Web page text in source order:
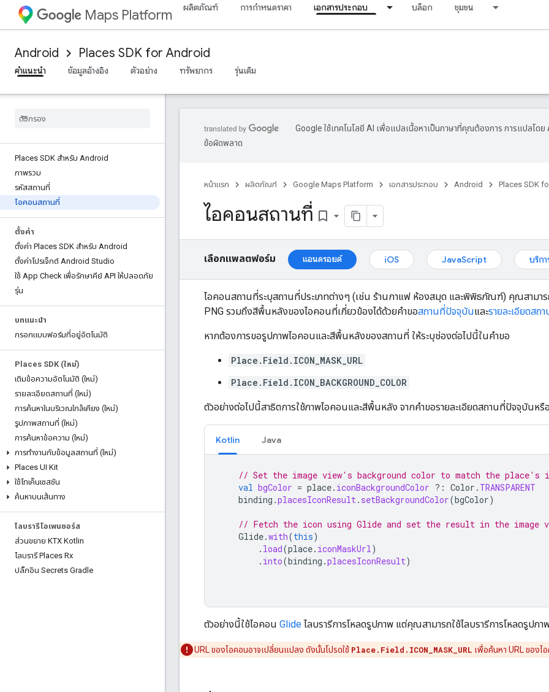
Maps Platform ผลิตภัณฑ์ การกำหนดราคา เอกสารประกอบ บล็อก ชุมชน
Android Places SDK for Android
คำแนะนำ
ข้อมูลอ้างอิง ตัวอย่าง ทรัพยากร รุ่นเดิม
Places SDK สำหรับ Android
ภาพรวม
รหัสสถานที่
ไอคอนสถานที่
ตั้งค่า
ตั้งค่า Places SDK สำหรับ Android
ตั้งค่าโปรเจ็กต์ Android Studio
ใช้ App Check เพื่อรักษาคีย์ API ให้ปลอดภัย
รุ่น
บทแนะนำ
กรอกแบบฟอร์มที่อยู่อัตโนมัติ
Places SDK (ใหม่)
เติมข้อความอัตโนมัติ (ใหม่)
รายละเอียดสถานที่ (ใหม่)
การค้นหาในบริเวณใกล้เคียง (ใหม่)
รูปภาพสถานที่ (ใหม่)
การค้นหาข้อความ (ใหม่)
การทำงานกับข้อมูลสถานที่ (ใหม่)
Places UI Kit
ใช้โทเค็นเซสชัน
ค้นหาบนเส้นทาง
ไลบรารีโอเพนซอร์ส
ส่วนขยาย KTX Kotlin
ไลบรารี Places Rx
ปลั๊กอิน Secrets Gradle
Google ใช้เทคโนโลยี AI เพื่อแปลเนื้อหาเป็นภาษาที่คุณต้องการ การแปลโดย
ข้อผิดพลาด
หน้าแรก ผลิตภัณฑ์ Google Maps Platform เอกสารประกอบ Android Places SDK
ไอคอนสถานที่ bookmark_border
เลือกแพลตฟอร์ม แอนดรอยด์ iOS JavaScript บริกา
ไอคอนสถานที่ระบุสถานที่ประเภทต่างๆ (เช่น ร้านกาแฟ ห้องสมุด และพิพิธภัณฑ์) คุณสามา
PNG รวมถึงสีพื้นหลังของไอคอนที่เกี่ยวข้องได้ด้วยคำขอสถานที่ปัจจุบันและรายละเอียดสถ
หากต้องการขอรูปภาพไอคอนและสีพื้นหลังของสถานที่ ให้ระบุช่องต่อไปนี้ในคำขอ
Place.Field.ICON_MASK_URL
Place.Field.ICON_BACKGROUND_COLOR
ตัวอย่างต่อไปนี้สาธิตการใช้ภาพไอคอนและสีพื้นหลัง จากคำขอรายละเอียดสถานที่ปัจจุบันห
Kotlin Java
// Set the image view's background color to match the place's
val bgColor = place. iconBackgroundColor ?: Color . TRANSPARENT
binding .placesIconResult. setBackgroundColor(bgColor)
// Fetch the icon using Glide and set the result in the image
Glide.with(this)
. load(place. iconMaskUrl)
. into(binding .placesIconResult)
ตัวอย่างนี้ใช้ไอคอน Glide ไลบรารีการโหลดรูปภาพ แต่คุณสามารถใช้ไลบรารีการโหลดรูปภ
URL ของไอคอนอาจเปลี่ยนแปลง ดังนั้นโปรดใช้ Place.Field.ICON_MASK_URL เพื่อค้นหา URL ของไ